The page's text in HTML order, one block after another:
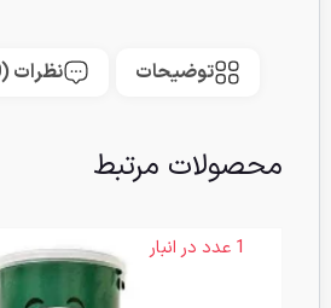
توضیحات نظرات (0)
محصولات مرتبط
1 عدد در انبار